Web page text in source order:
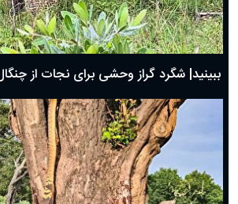
ببینید| شگرد گراز وحشی برای نجات از